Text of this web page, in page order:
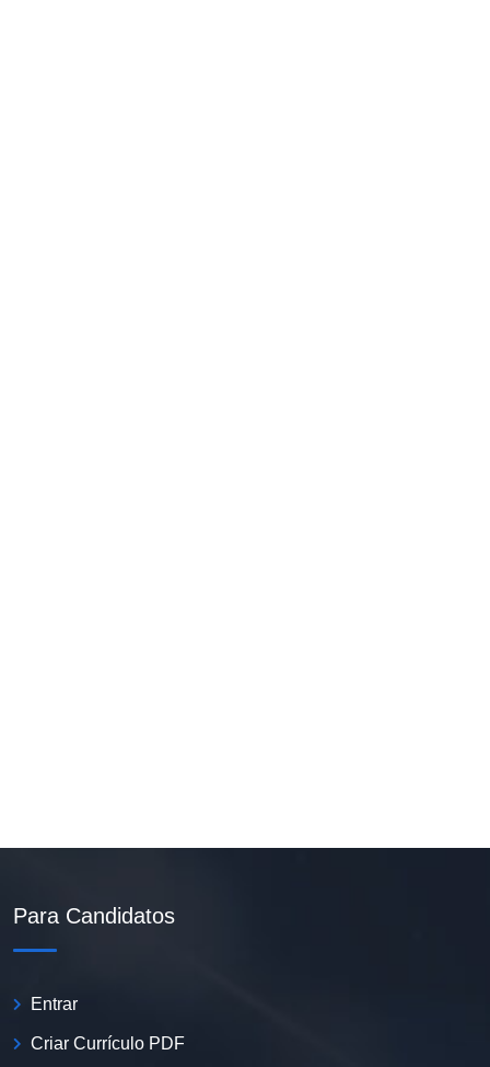
Para Candidatos
Entrar
Criar Currículo PDF